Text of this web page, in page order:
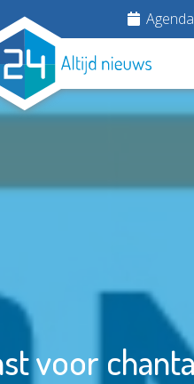
Agenda
voor